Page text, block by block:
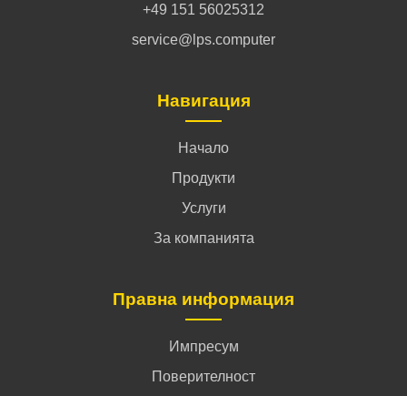
+49 151 56025312
service@lps.computer
Навигация
Начало
Продукти
Услуги
За компанията
Правна информация
Импресум
Поверителност